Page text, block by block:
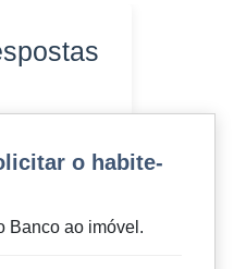
o habite-
Banco ao imóvel.